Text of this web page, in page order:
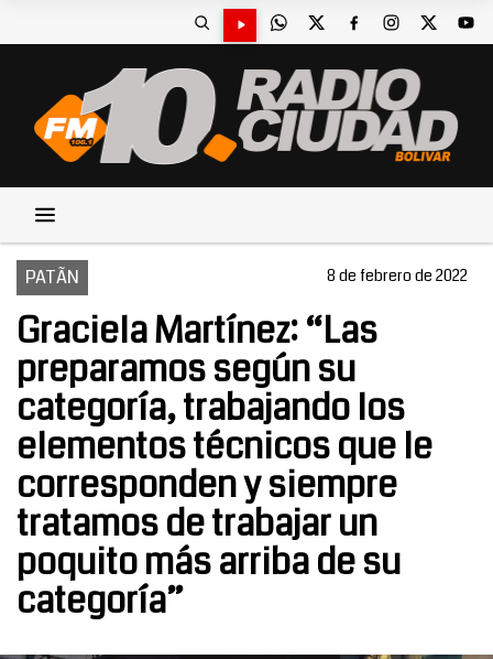
PATÃN 8 de febrero de 2022
Graciela Martínez: “Las
preparamos según su
categoría, trabajando los
elementos técnicos que le
corresponden y siempre
tratamos de trabajar un
poquito más arriba de su
categoría”